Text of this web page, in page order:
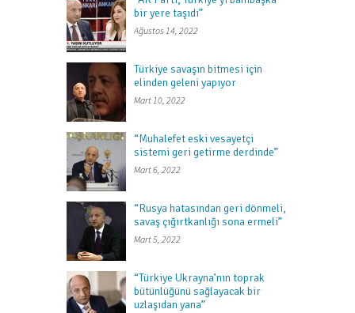
bir yere taşıdı”
Ağustos 14, 2022
Türkiye savaşın bitmesi için
elinden geleni yapıyor
Mart 10, 2022
“Muhalefet eski vesayetçi
sistemi geri getirme derdinde”
Mart 6, 2022
“Rusya hatasından geri dönmeli,
savaş çığırtkanlığı sona ermeli”
Mart 5, 2022
“Türkiye Ukrayna’nın toprak
bütünlüğünü sağlayacak bir
uzlaşıdan yana”